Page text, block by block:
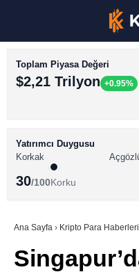
BİTCOİN HABERLERİ
ALTCOİN HABERLERİ
SÖZLÜK
Toplam Piyasa Değeri
$2,21 Trilyon +0.95%
Yatırımcı Duygusu
Korkak
30/100Korku
Ana Sayfa › Kripto Para Haberleri